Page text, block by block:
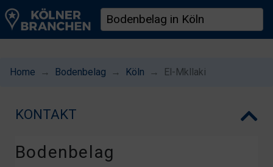
Home Bodenbelag Köln El-Mkllaki
KONTAKT
Bodenbelag